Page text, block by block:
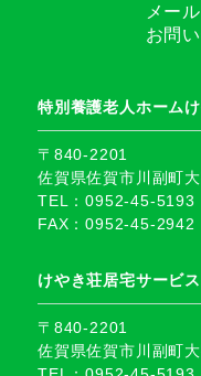
メー
お問
特別養護老人ホーム
〒840-2201
佐賀県佐賀市川副町
TEL：0952-45-5193
FAX：0952-45-2942
けやき荘居宅サービ
〒840-2201
佐賀県佐賀市川副町